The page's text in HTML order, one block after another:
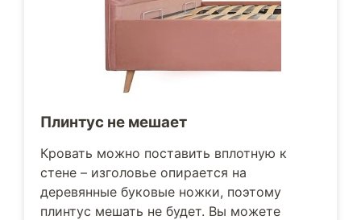
Плинтус не мешает
Кровать можно поставить вплотную к
стене – изголовье опирается на
деревянные буковые ножки, поэтому
плинтус мешать не будет. Вы можете